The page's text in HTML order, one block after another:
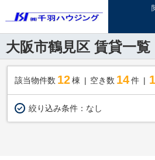
大阪市鶴見区 賃貸一覧
該当物件数 12棟 空き数 14 件
絞り込み条件： なし